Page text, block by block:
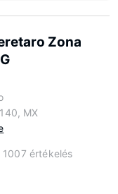
Zona
MX
1007 értékelés